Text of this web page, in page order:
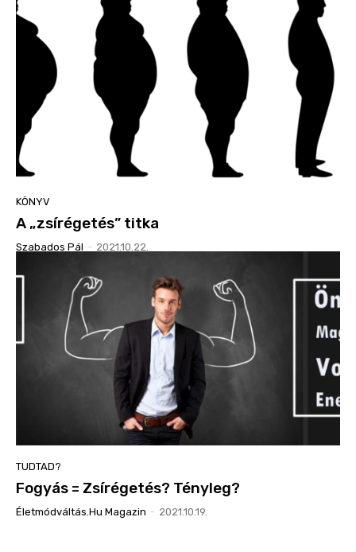
KÖNYV
A „zsírégetés” titka
Szabados Pál - 2021.10.22.
TUDTAD?
Fogyás = Zsírégetés? Tényleg?
Életmódváltás.hu Magazin - 2021.10.19.